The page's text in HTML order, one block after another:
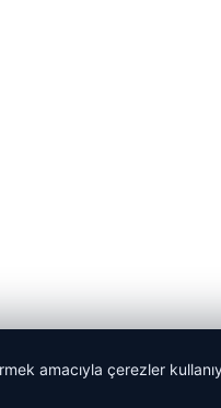
amacıyla çerezler